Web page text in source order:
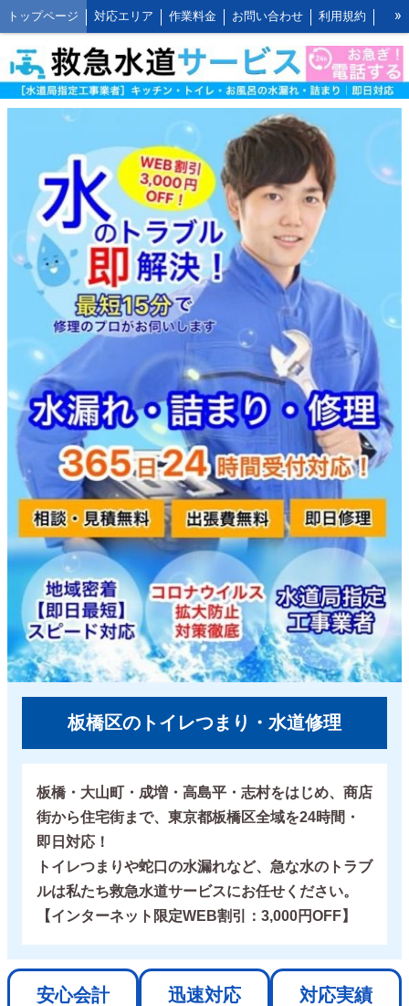
トップページ 対応エリア 作業料金 お問い合わせ 利用規約
水道修理の作業報告 水道修理の施工事例 よくあるご質問 FAQ
救水の水道修理ブログ お客様の声とご感想 WEB割引ご利用方法
公式LINEアカウント キッチンの作業料金
トイレの作業料金 お風呂の作業料金 洗面所の作業料金
屋外の作業料金
»
板橋区のトイレつまり・水道修理
板橋・大山町・成増・高島平・志村をはじめ、商店
街から住宅街まで、東京都板橋区全域を24時間・
即日対応！
トイレつまりや蛇口の水漏れなど、急な水のトラブ
ルは私たち救急水道サービスにお任せください。
【インターネット限定WEB割引：3,000円OFF】
安心会計 迅速対応 対応実績